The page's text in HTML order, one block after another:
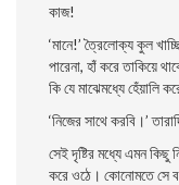
কাজ!
‘মানে!’ ত্রৈলােক্য কুল
পারেনা, হাঁ করে তাকিয়ে
কি যে মাঝেমধ্যে হেঁয়ালি
‘নিজের সাথে করবি।’
সেই দৃষ্টির মধ্যে এমন কিছু
করে ওঠে। কোনােমতে সে